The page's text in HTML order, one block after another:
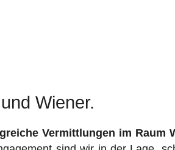
Wiener.
Vermittlungen im Raum